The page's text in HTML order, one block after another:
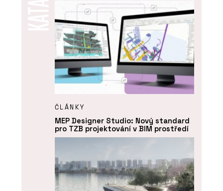
ČLÁNKY
MEP Designer Studio: Nový standard
pro TZB projektování v BIM prostředí